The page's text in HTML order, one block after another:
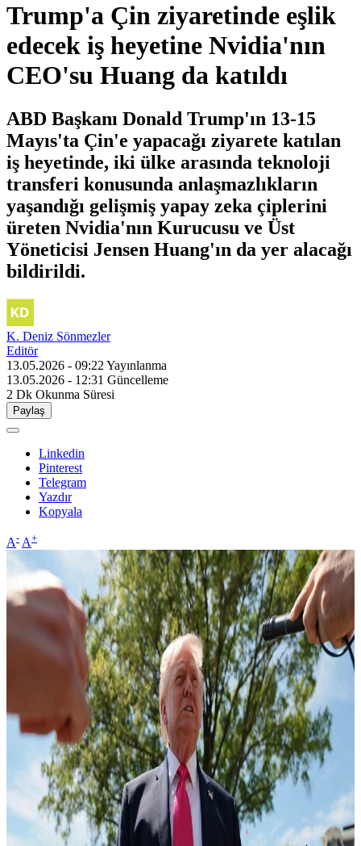
Trump'a Çin ziyaretinde eşlik
edecek iş heyetine Nvidia'nın
CEO'su Huang da katıldı
ABD Başkanı Donald Trump'ın 13-15
Mayıs'ta Çin'e yapacağı ziyarete katılan
iş heyetinde, iki ülke arasında teknoloji
transferi konusunda anlaşmazlıkların
yaşandığı gelişmiş yapay zeka çiplerini
üreten Nvidia'nın Kurucusu ve Üst
Yöneticisi Jensen Huang'ın da yer alacağı
bildirildi.
K. Deniz Sönmezler
Editör
13.05.2026 - 09:22 Yayınlanma
13.05.2026 - 12:31 Güncelleme
2 Dk Okunma Süresi
Paylaş
Linkedin
Pinterest
Telegram
Yazdır
Kopyala
A- A+